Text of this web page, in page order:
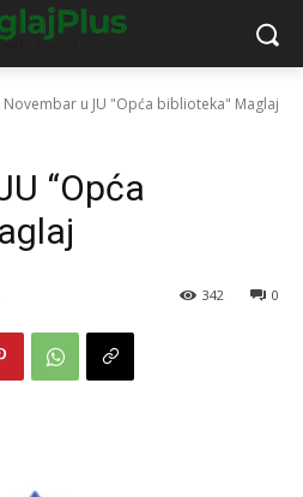
Novembar u JU "Opća biblioteka" Maglaj
“Opća
0
342